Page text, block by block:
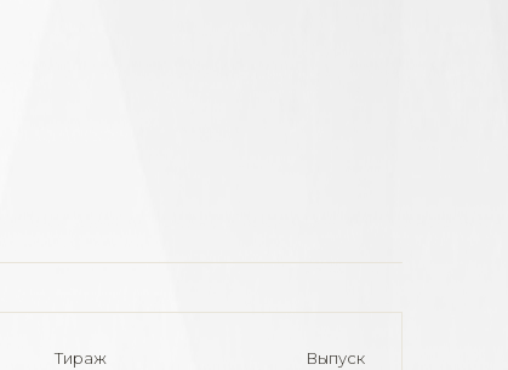
Тираж Выпуск